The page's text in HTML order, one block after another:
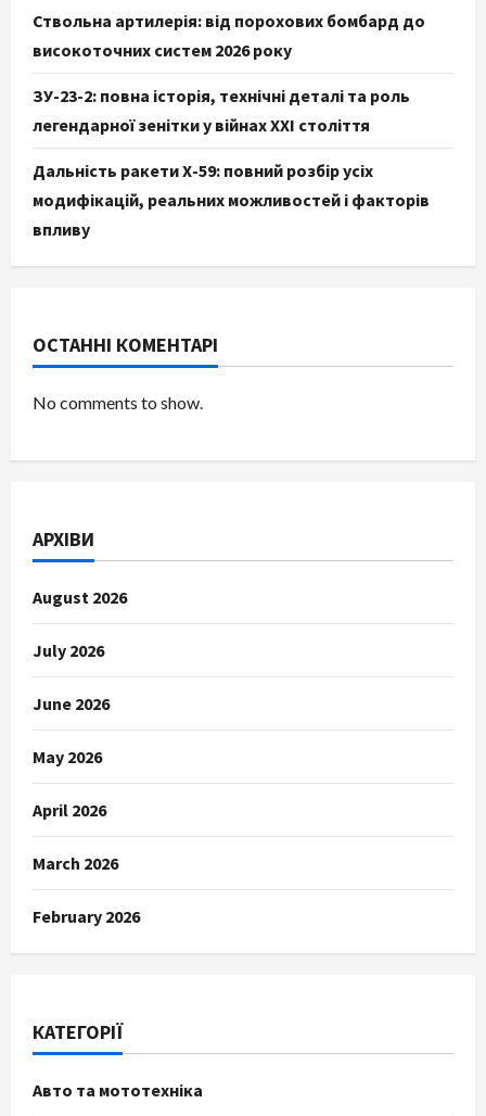
Ствольна артилерія: від порохових бомбард до
високоточних систем 2026 року
ЗУ-23-2: повна історія, технічні деталі та роль
легендарної зенітки у війнах XXI століття
Дальність ракети Х-59: повний розбір усіх
модифікацій, реальних можливостей і факторів
впливу
ОСТАННІ КОМЕНТАРІ
No comments to show.
АРХІВИ
August 2026
July 2026
June 2026
May 2026
April 2026
March 2026
February 2026
КАТЕГОРІЇ
Авто та мототехніка